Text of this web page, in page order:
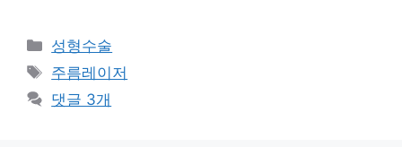
카
테
고
리
성형수술
태
그
주름레이저
댓글 3개